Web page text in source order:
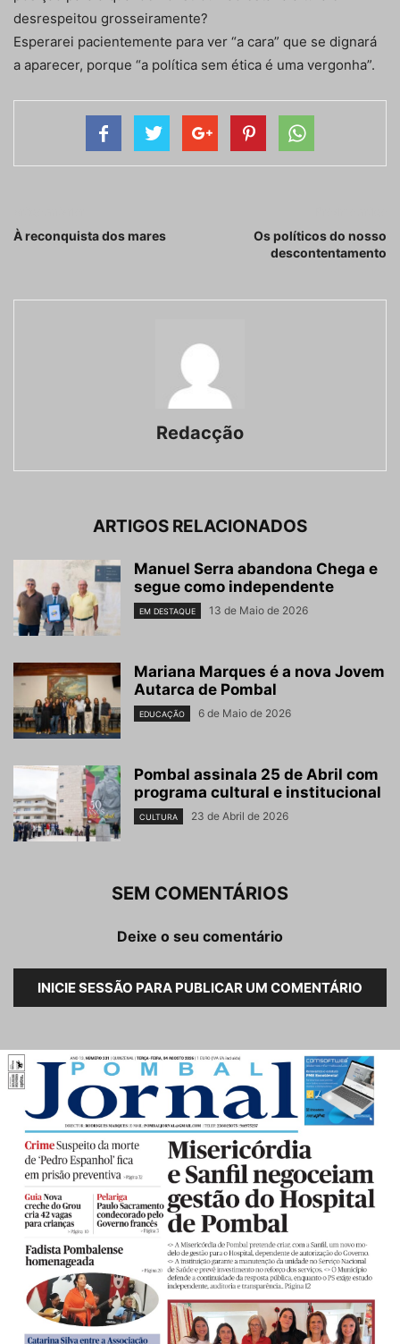
desrespeitou grosseiramente?
Esperarei pacientemente para ver “a cara” que se dignará
a aparecer, porque “a política sem ética é uma vergonha”.
À reconquista dos mares
Os políticos do nosso
descontentamento
Redacção
ARTIGOS RELACIONADOS
Manuel Serra abandona Chega e
segue como independente
EM DESTAQUE 13 de Maio de 2026
Mariana Marques é a nova Jovem
Autarca de Pombal
EDUCAÇÃO 6 de Maio de 2026
Pombal assinala 25 de Abril com
programa cultural e institucional
CULTURA 23 de Abril de 2026
SEM COMENTÁRIOS
Deixe o seu comentário
INICIE SESSÃO PARA PUBLICAR UM COMENTÁRIO